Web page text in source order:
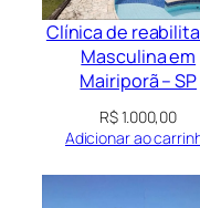
Clínica de
Masculina em
Mairiporã – SP
R$1.000,00
Adicionar ao